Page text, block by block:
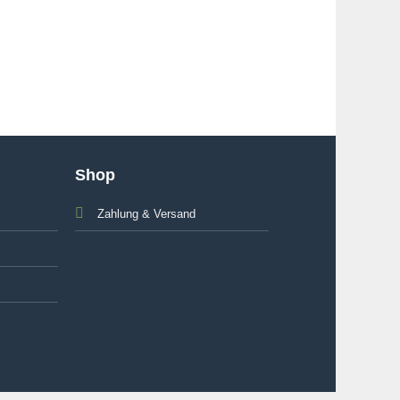
Shop
Zahlung & Versand